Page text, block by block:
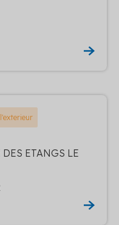
ETANGS LE